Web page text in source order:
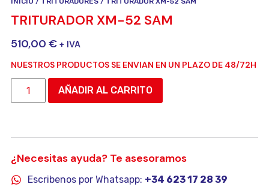
TRITURADOR XM-52 SAM
510,00 € + IVA
NUESTROS PRODUCTOS SE ENVIAN EN UN PLAZO DE 48/72H
AÑADIR AL CARRITO
¿Necesitas ayuda? Te asesoramos
Escribenos por Whatsapp: +34 623 17 28 39